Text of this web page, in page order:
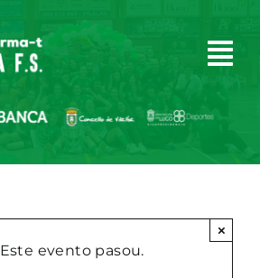
Este evento pasou.
×